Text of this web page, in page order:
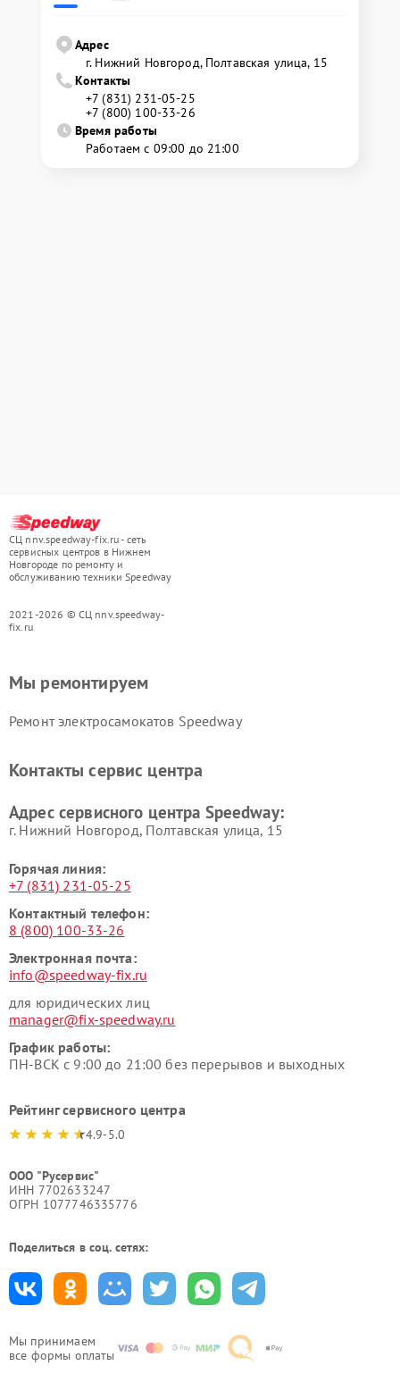
Адрес
г. Нижний Новгород, Полтавская улица, 15
Контакты
+7 (831) 231-05-25
+7 (800) 100-33-26
Время работы
Работаем с 09:00 до 21:00
СЦ nnv.speedway-fix.ru - сеть
сервисных центров в Нижнем
Новгороде по ремонту и
обслуживанию техники Speedway
2021-2026 © СЦ nnv.speedway-
fix.ru
Мы принимаем
все формы оплаты
Мы ремонтируем
Ремонт электросамокатов Speedway
Контакты сервис центра
Адрес сервисного центра Speedway:
г. Нижний Новгород, Полтавская улица, 15
Горячая линия:
+7 (831) 231-05-25
Контактный телефон:
8 (800) 100-33-26
Электронная почта:
info@speedway-fix.ru
для юридических лиц
manager@fix-speedway.ru
График работы:
ПН-ВСК с 9:00 до 21:00 без перерывов и выходных
Рейтинг сервисного центра
4.9-5.0
ООО "Русервис"
ИНН 7702633247
ОГРН 1077746335776
Поделиться в соц. сетях: